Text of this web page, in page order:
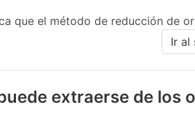
que el método de reducción de
Ir al
extraerse de los